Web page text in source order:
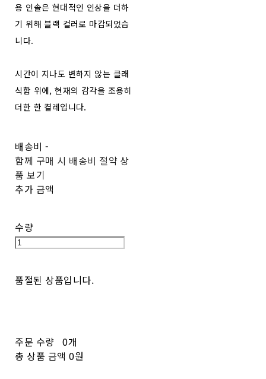
용 인솔은 현대적인 인상을 더하
기 위해 블랙 컬러로 마감되었습
니다.
시간이 지나도 변하지 않는 클래
식함 위에, 현재의 감각을 조용히
더한 한 켤레입니다.
배송비-
함께 구매 시 배송비 절약 상
품 보기
추가 금액
수량
품절된 상품입니다.
주문 수량 0개
총 상품 금액 0원